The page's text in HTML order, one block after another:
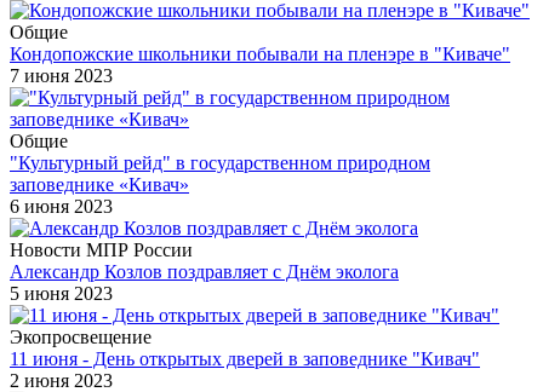
Общие
Кондопожские школьники побывали на пленэре в "Киваче"
7 июня 2023
Общие
"Культурный рейд" в государственном природном
заповеднике «Кивач»
6 июня 2023
Новости МПР России
Александр Козлов поздравляет с Днём эколога
5 июня 2023
Экопросвещение
11 июня - День открытых дверей в заповеднике "Кивач"
2 июня 2023